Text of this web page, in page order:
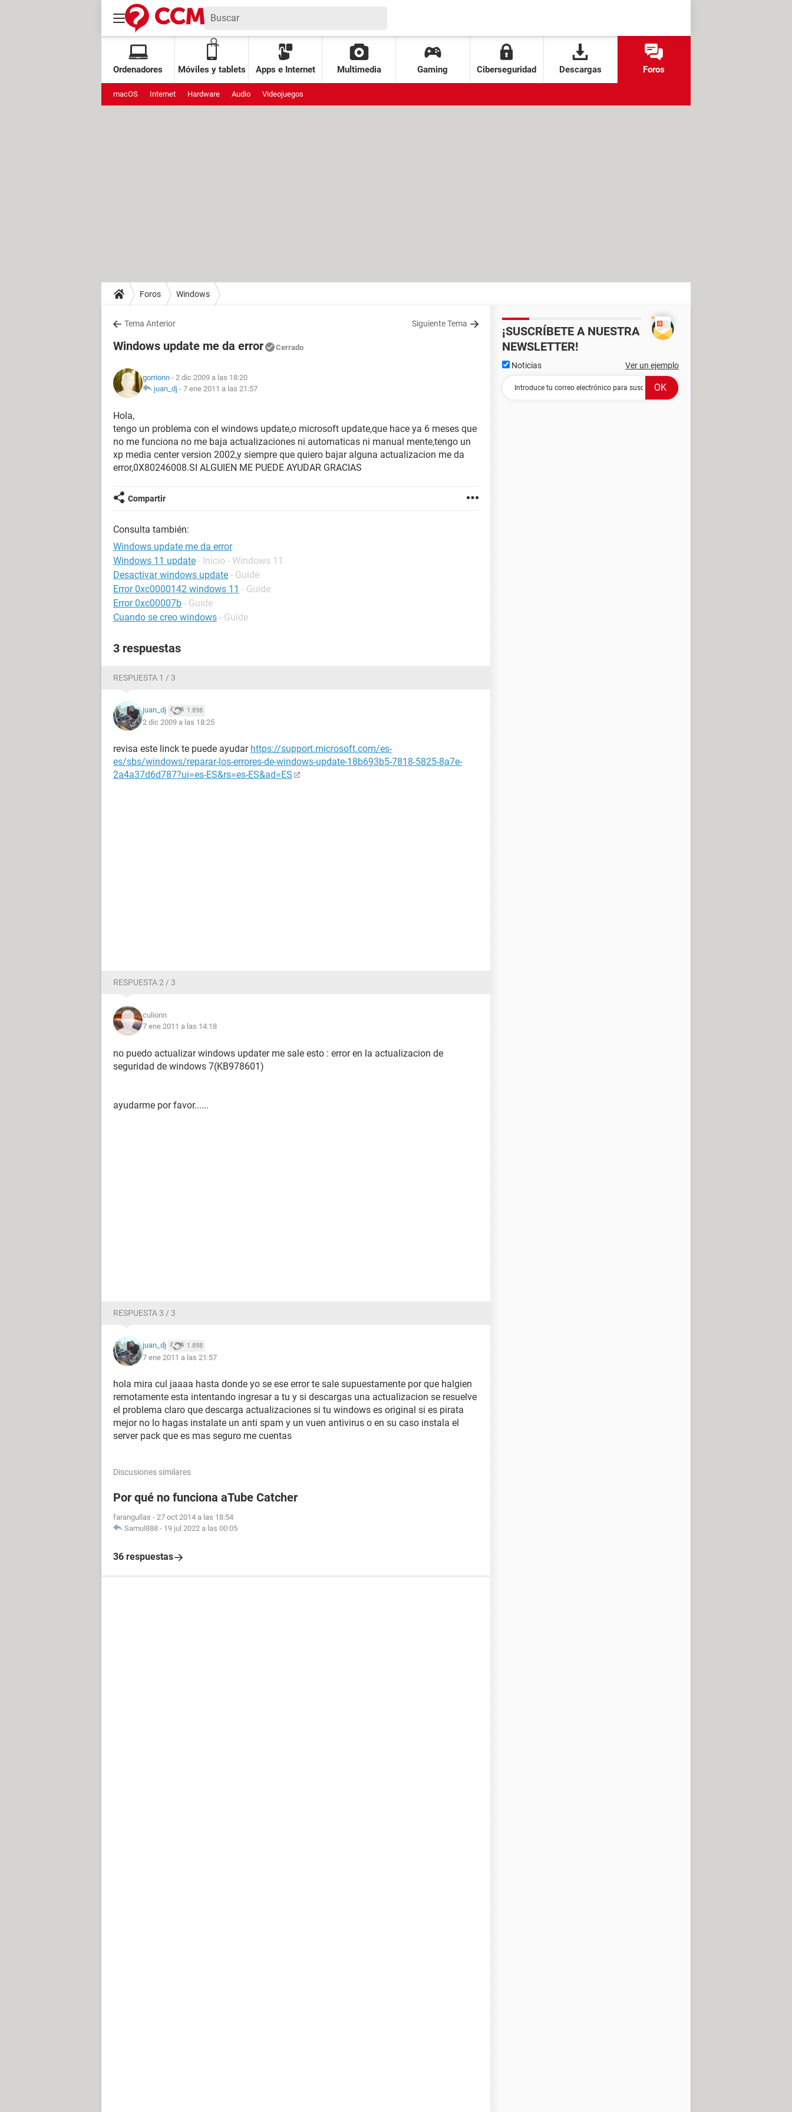
Ordenadores Móviles y tablets Apps e Internet Multimedia Gaming Ciberseguridad Descargas Foros
macOS Internet Hardware Audio Videojuegos
Foros Windows
Tema Anterior Siguiente Tema
Windows update me da error Cerrado
gorrionn - 2 dic 2009 a las 18:20
juan_dj - 7 ene 2011 a las 21:57
Hola,
tengo un problema con el windows update,o microsoft update,que hace ya 6 meses que
no me funciona no me baja actualizaciones ni automaticas ni manual mente,tengo un
xp media center version 2002,y siempre que quiero bajar alguna actualizacion me da
error,0X80246008.SI ALGUIEN ME PUEDE AYUDAR GRACIAS
Compartir
Consulta también:
Windows update me da error
Windows 11 update - Inicio - Windows 11
Desactivar windows update - Guide
Error 0xc0000142 windows 11 - Guide
Error 0xc00007b - Guide
Cuando se creo windows - Guide
3 respuestas
RESPUESTA 1 / 3
juan_dj 1.898
2 dic 2009 a las 18:25
revisa este linck te puede ayudar https://support.microsoft.com/es-
es/sbs/windows/reparar-los-errores-de-windows-update-18b693b5-7818-5825-8a7e-
2a4a37d6d787?ui=es-ES&rs=es-ES&ad=ES
RESPUESTA 2 / 3
culionn
7 ene 2011 a las 14:18
no puedo actualizar windows updater me sale esto : error en la actualizacion de
seguridad de windows 7(KB978601)
ayudarme por favor......
RESPUESTA 3 / 3
juan_dj 1.898
7 ene 2011 a las 21:57
hola mira cul jaaaa hasta donde yo se ese error te sale supuestamente por que halgien
remotamente esta intentando ingresar a tu y si descargas una actualizacion se resuelve
el problema claro que descarga actualizaciones si tu windows es original si es pirata
mejor no lo hagas instalate un anti spam y un vuen antivirus o en su caso instala el
server pack que es mas seguro me cuentas
Discusiones similares
Por qué no funciona aTube Catcher
farangullas - 27 oct 2014 a las 18:54
Samul888 - 19 jul 2022 a las 00:05
36 respuestas
¡SUSCRÍBETE A NUESTRA
NEWSLETTER!
Noticias Ver un ejemplo